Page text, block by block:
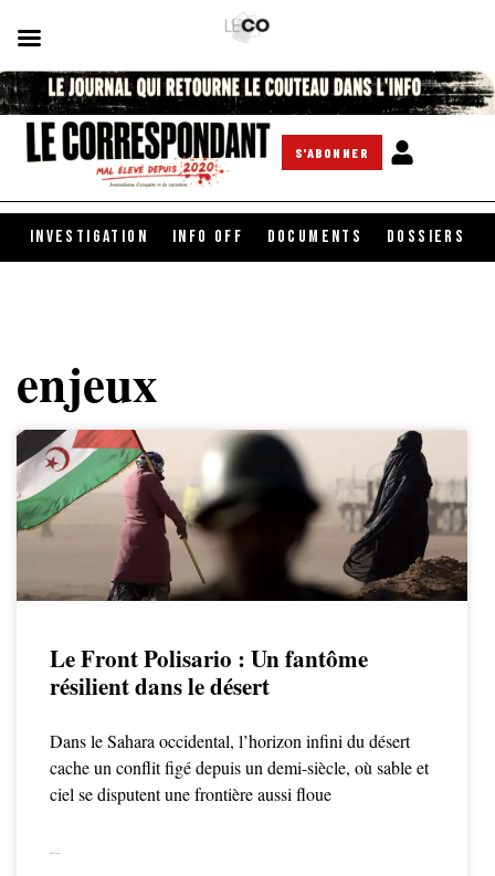
S'ABONNER
INVESTIGATION INFO OFF DOCUMENTS DOSSIERS
enjeux
Le Front Polisario : Un fantôme
résilient dans le désert
Dans le Sahara occidental, l’horizon infini du désert
cache un conflit figé depuis un demi-siècle, où sable et
ciel se disputent une frontière aussi floue